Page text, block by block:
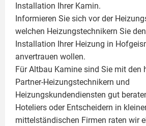
Installation Ihrer Kamin.
Informieren Sie sich vor der
welchen Heizungstechnikern Sie
Installation Ihrer Heizung in
anvertrauen wollen.
Für Altbau Kamine sind Sie mit den
Partner-Heizungstechnikern und
Heizungskundendiensten gut
Hoteliers oder Entscheidern in
mittelständischen Firmen raten wir